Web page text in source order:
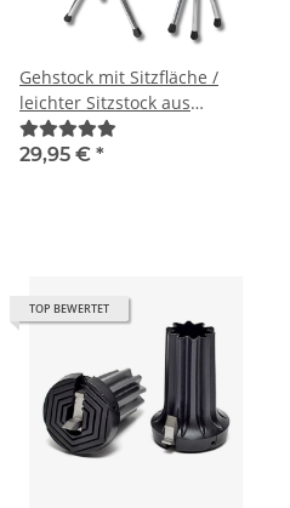
Gehstock mit Sitzfläche /
leichter Sitzstock aus
Aluminium bis 136 kg
belastbar
29,95 € *
TOP BEWERTET